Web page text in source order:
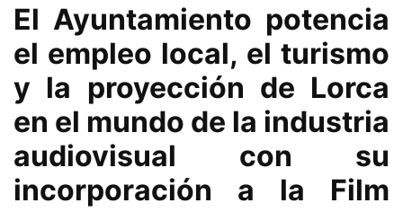
El Ayuntamiento potencia
el empleo local, el turismo
y la proyección de Lorca
en el mundo de la industria
audiovisual con su
incorporación a la Film